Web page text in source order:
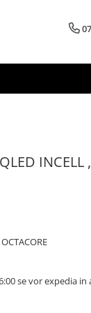
INCELL
se vor expedia in